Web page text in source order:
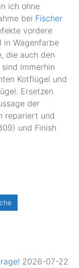
ich ohne
bei Fischer
vordere
in Wagenfarbe
die auch den
immerhin
Kotflügel und
Ersetzen
der
repariert und
und Finish
2026-07-22